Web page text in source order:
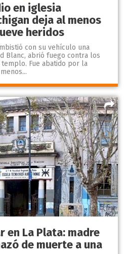
en iglesia
deja al menos
heridos
con su vehículo una
Blanc, abrió fuego contra los
Fue abatido por la
en La Plata: madre
de muerte a una